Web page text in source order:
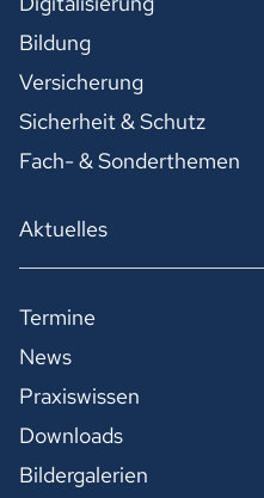
Bildung
Versicherung
Sicherheit & Schutz
Fach- & Sonderthemen
Aktuelles
Termine
News
Praxiswissen
Downloads
Bildergalerien